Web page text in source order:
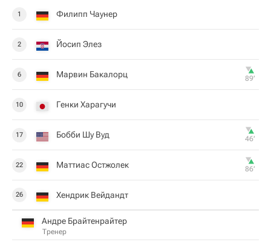
1 Филипп Чаунер
2 Йосип Элез
6 Марвин Бакалорц 89‎’‎
10 Генки Харагучи
17 Бобби Шу Вуд 46‎’‎
22 Маттиас Остжолек 86‎’‎
26 Хендрик Вейдандт
Андре Брайтенрайтер
Тренер